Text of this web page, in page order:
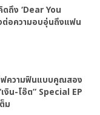
ถึง ‘Dear You
ต่อความอบอุ่นถึงแฟน
ฟความฟินแบบคูณสอง
งิน-โอ๊ต” Special EP
ม